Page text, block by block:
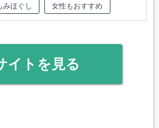
みほぐし 女性もおすすめ
イトを見る